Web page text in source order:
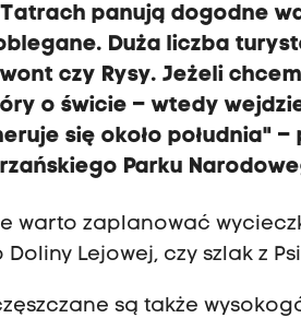
panują dogodne
Duża liczba
czy Rysy. Jeżeli
o świcie – wtedy
się około południa"
Parku
warto zaplanować
Doliny Lejowej, czy szlak z
są także